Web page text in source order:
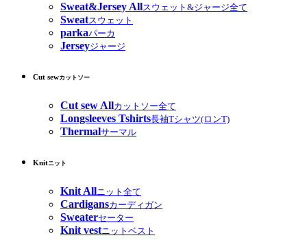
Sweat&Jersey Allスウェット&ジャージ全て
Sweatスウェット
parkaパーカ
Jerseyジャージ
Cut sewカットソー
Cut sew Allカットソー全て
Longsleeves Tshirts長袖Tシャツ(ロンT)
Thermalサーマル
Knitニット
Knit Allニット全て
Cardigansカーディガン
Sweaterセーター
Knit vestニットベスト